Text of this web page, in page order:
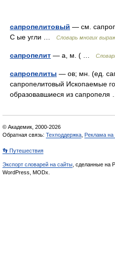
сапропелитовый — см.
С ые угли …
Словарь многих
сапропелит — а, м. ( …
сапропелиты — ов; мн. (ед.
сапропелитовый Ископаемые
образовавшиеся из
© Академик, 2000-2026
Обратная связь: Техподдержка Реклама на
👣 Путешествия
Экспорт словарей на сайты , сделанные на
WordPress, MODx.